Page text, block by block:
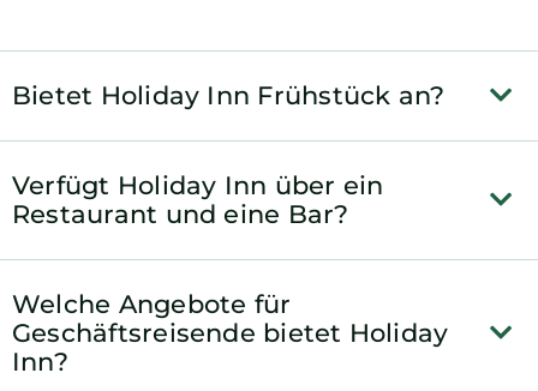
Bietet Holiday Inn Frühstück an?
Verfügt Holiday Inn über ein
Restaurant und eine Bar?
Welche Angebote für
Geschäftsreisende bietet Holiday
Inn?